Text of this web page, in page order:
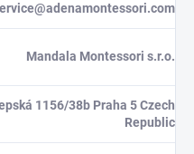
Mandala Montessori s.r.o.
1156/38b Praha 5 Czech
Republic